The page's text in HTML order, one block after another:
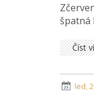
špatná
Číst
led,